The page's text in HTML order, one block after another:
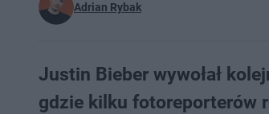
Adrian Rybak
Justin Bieber wywołał
gdzie kilku fotoreporterów